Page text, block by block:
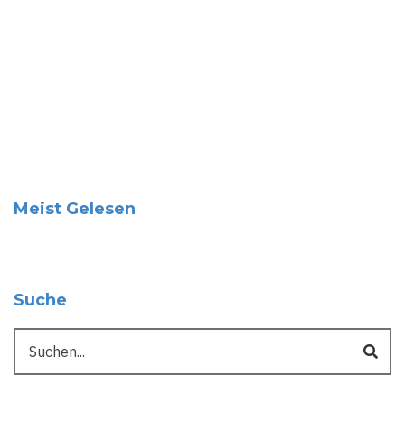
Meist Gelesen
Suche